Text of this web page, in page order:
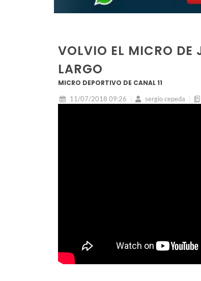
VOLVIO EL MICRO DE
LARGO
MICRO DEPORTIVO DE CANAL 11
11/07/2018 09:26 sergio cepeda